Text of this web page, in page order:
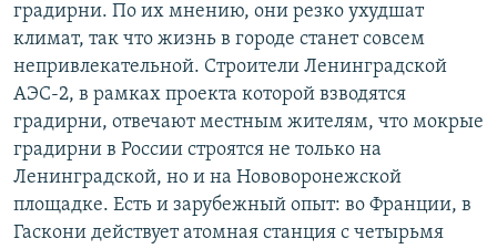
градирни. По их мнению, они резко ухудшат
климат, так что жизнь в городе станет совсем
непривлекательной. Строители Ленинградской
АЭС-2, в рамках проекта которой взводятся
градирни, отвечают местным жителям, что мокрые
градирни в России строятся не только на
Ленинградской, но и на Нововоронежской
площадке. Есть и зарубежный опыт: во Франции, в
Гаскони действует атомная станция с четырьмя